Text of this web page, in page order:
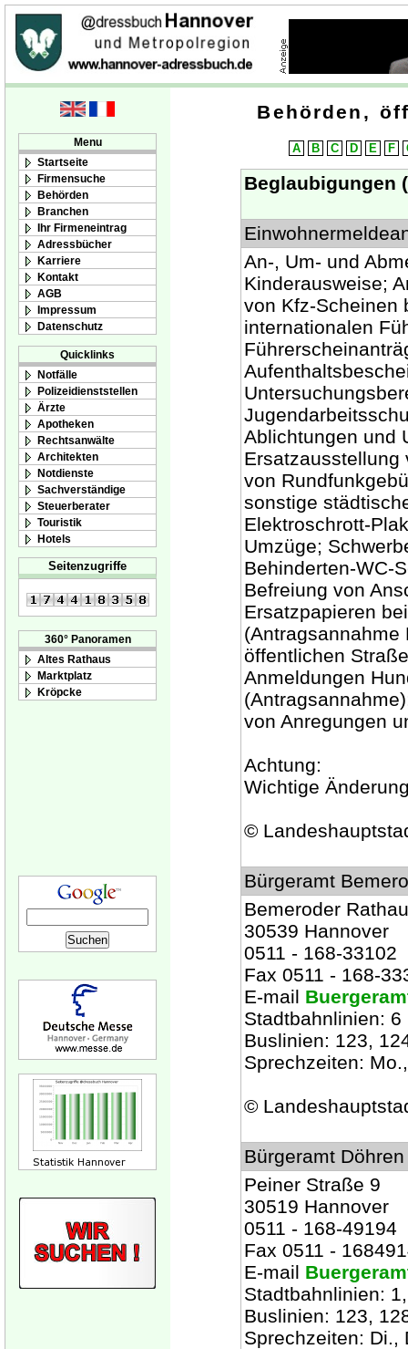
Menu
Startseite
Firmensuche
Behörden
Branchen
Ihr Firmeneintrag
Adressbücher
Karriere
Kontakt
AGB
Impressum
Datenschutz
Quicklinks
Notfälle
Polizeidienststellen
Ärzte
Apotheken
Rechtsanwälte
Architekten
Notdienste
Sachverständige
Steuerberater
Touristik
Hotels
Seitenzugriffe
360° Panoramen
Altes Rathaus
Marktplatz
Kröpcke
Behörden,
A B C D E F
Beglaubigungen
An-, Um- und
Kinderausweise;
von Kfz-Scheinen
internationalen
Ablichtungen und
Ersatzausstellung
von
sonstige
Elektroschrott-
Umzüge;
Behinderten-WC-
Befreiung von
Ersatzpapieren
(Antragsannahme
öffentlichen
Anmeldungen
von Anregungen
Achtung:
Wichtige
©
Bürgeramt
Bemeroder
30539 Hannover
0511 - 168-33102
Fax 0511 - 168-
E-mail
Stadtbahnlinien:
Buslinien: 123,
Sprechzeiten:
©
Bürgeramt Döhren
Peiner Straße 9
30519 Hannover
0511 - 168-49194
Fax 0511 -
E-mail
Stadtbahnlinien:
Buslinien: 123,
Sprechzeiten: Di.,